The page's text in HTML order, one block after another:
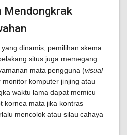
Mendongkrak
dinamis, pemilihan skema
situs juga memegang
mata pengguna (visual
komputer jinjing atau
waktu lama dapat memicu
kornea mata jika kontras
mencolok atau silau cahaya